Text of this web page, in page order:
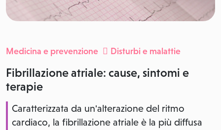
Medicina e prevenzione Disturbi e malattie
Fibrillazione atriale: cause, sintomi e
terapie
Caratterizzata da un'alterazione del ritmo
cardiaco, la fibrillazione atriale è la più diffusa